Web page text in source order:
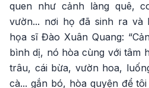
quen như cảnh làng quê,
vườn... nơi họ đã sinh ra và
họa sĩ Đào Xuân Quang:
bình dị, nó hòa cùng với tâm
trâu, cái bừa, vườn hoa,
cà... gắn bó, hòa quyện để